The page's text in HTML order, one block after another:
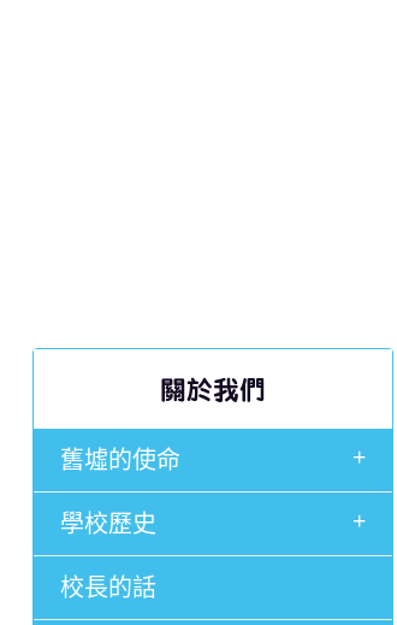
關於我們
舊墟的使命 +
學校歷史 +
校長的話